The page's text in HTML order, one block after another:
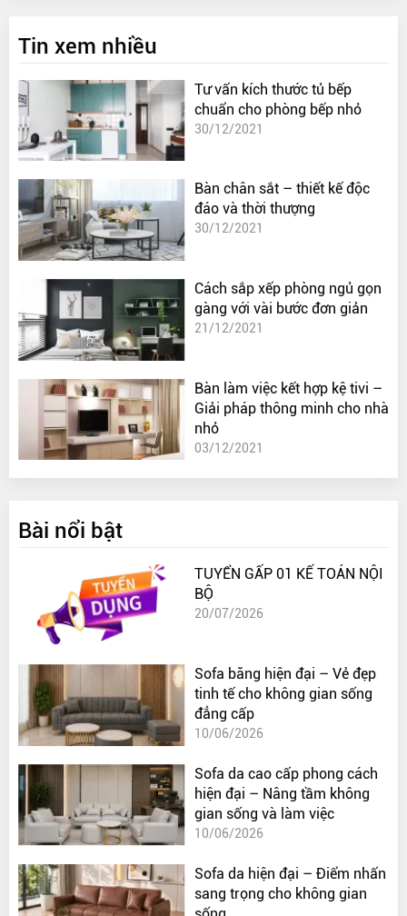
Tin xem nhiều
Tư vấn kích thước tủ bếp
chuẩn cho phòng bếp nhỏ
30/12/2021
Bàn chân sắt – thiết kế độc
đáo và thời thượng
30/12/2021
Cách sắp xếp phòng ngủ gọn
gàng với vài bước đơn giản
21/12/2021
Bàn làm việc kết hợp kệ tivi –
Giải pháp thông minh cho nhà
nhỏ
03/12/2021
Bài nổi bật
TUYỂN GẤP 01 KẾ TOÁN NỘI
BỘ
20/07/2026
Sofa băng hiện đại – Vẻ đẹp
tinh tế cho không gian sống
đẳng cấp
10/06/2026
Sofa da cao cấp phong cách
hiện đại – Nâng tầm không
gian sống và làm việc
10/06/2026
Sofa da hiện đại – Điểm nhấn
sang trọng cho không gian